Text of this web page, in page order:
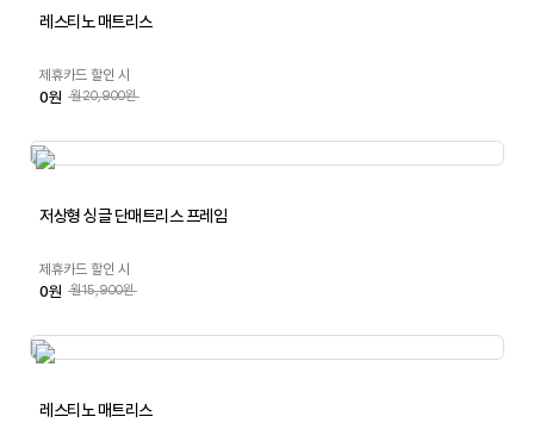
레스티노 매트리스
제휴카드 할인 시
0원 월20,900원
저상형 싱글 단매트리스 프레임
제휴카드 할인 시
0원 월15,900원
레스티노 매트리스